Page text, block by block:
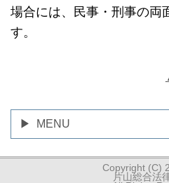
場合には、民事・刑事の両
す。
MENU
Copyright (C)
片山総合法